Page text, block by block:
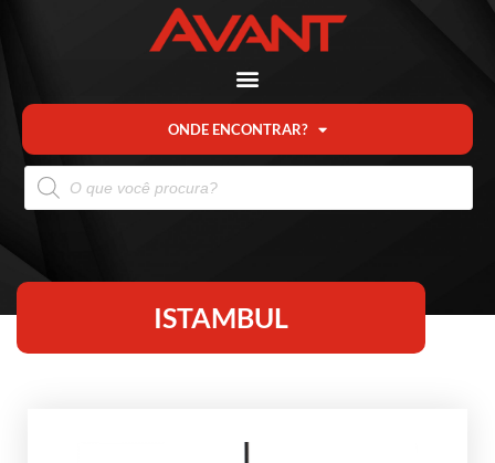
ONDE ENCONTRAR?
ISTAMBUL